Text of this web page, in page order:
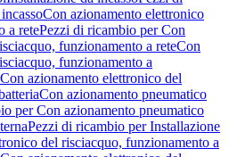
Con azionamento elettronico
a retePezzi di ricambio per Con
funzionamento a reteCon
funzionamento a
azionamento elettronico del
Con azionamento pneumatico
per Con azionamento pneumatico
Pezzi di ricambio per Installazione
del risciacquo, funzionamento a